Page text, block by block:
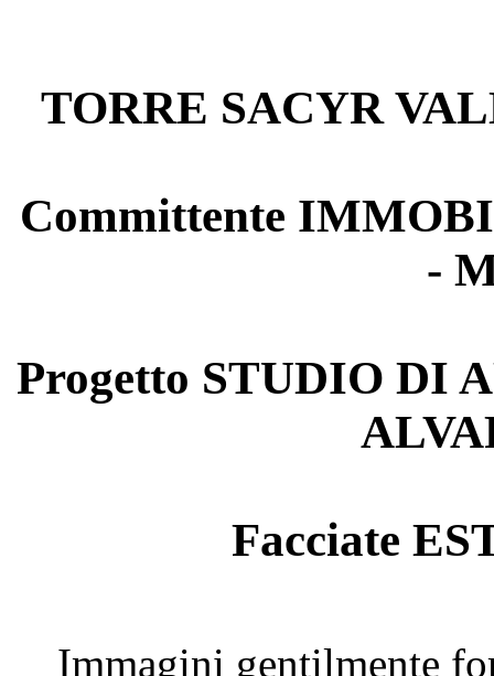
TORRE SACYR
Committente
-
Progetto STUDIO DI
Facciate
Immagini gentilmente